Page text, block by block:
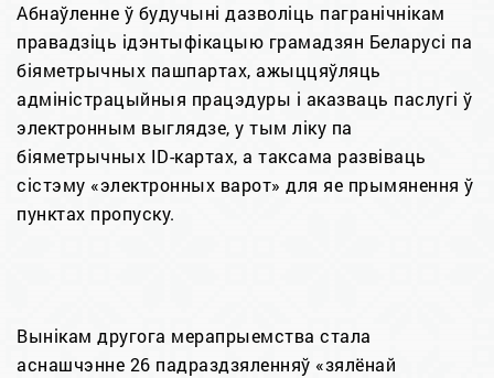
Абнаўленне ў будучыні дазволіць пагранічнікам
правадзіць ідэнтыфікацыю грамадзян Беларусі па
біяметрычных пашпартах, ажыццяўляць
адміністрацыйныя працэдуры і аказваць паслугі ў
электронным выглядзе, у тым ліку па
біяметрычных ID-картах, а таксама развіваць
сістэму «электронных варот» для яе прымянення ў
пунктах пропуску.
Вынікам другога мерапрыемства стала
аснашчэнне 26 падраздзяленняў «зялёнай